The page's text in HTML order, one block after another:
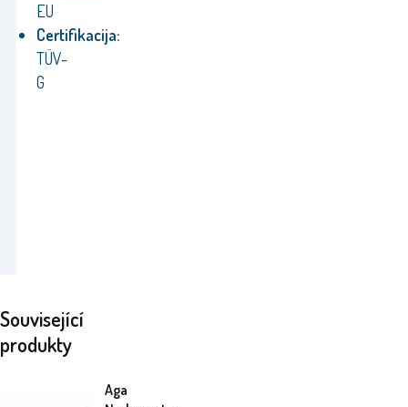
EU
Certifikacija:
TÜV-
G
Související
produkty
Aga